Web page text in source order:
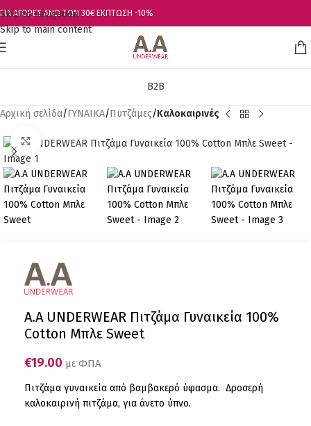
Skip to navigation
Skip to main content
ΓΙΑ ΑΓΟΡΕΣ ΑΝΩ ΤΩΝ 30€ ΕΚΠΤΩΣΗ -10%
B2B
Αρχική σελίδα ΓΥΝΑΙΚΑ Πυτζάμες Καλοκαιρινές
Click to enlarge
A.A UNDERWEAR Πιτζάμα Γυναικεία 100%
Cotton Μπλε Sweet
€19.00 με ΦΠΑ
Πιτζάμα γυναικεία από βαμβακερό ύφασμα. Δροσερή
καλοκαιρινή πιτζάμα, για άνετο ύπνο.